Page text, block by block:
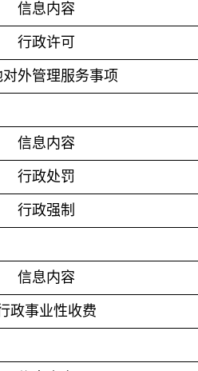
信息内容
行政许可
对外管理服务事项
信息内容
行政处罚
行政强制
信息内容
政事业性收费